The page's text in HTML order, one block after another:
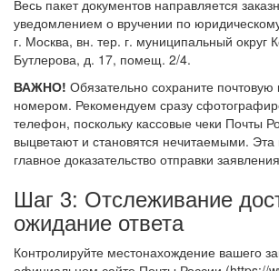
Весь пакет документов направляется
уведомлением о вручении по
г. Москва, вн. тер. г. муниципальный округ
Бутлерова, д. 17, помещ. 2/4.
ВАЖНО! Обязательно сохраните почтовую
номером. Рекомендуем сразу
телефон, поскольку кассовые чеки Почты
выцветают и становятся нечитаемыми.
главное доказательство отправки
Шаг 3: Отслеживание
ожидание ответа
Контролируйте местонахождение вашего